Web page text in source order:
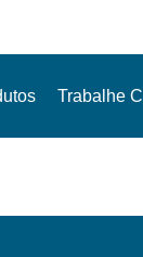
Trabalhe